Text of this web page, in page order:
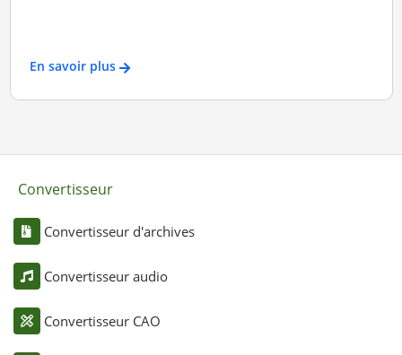
En savoir plus
Convertisseur
Convertisseur d'archives
Convertisseur audio
Convertisseur CAO